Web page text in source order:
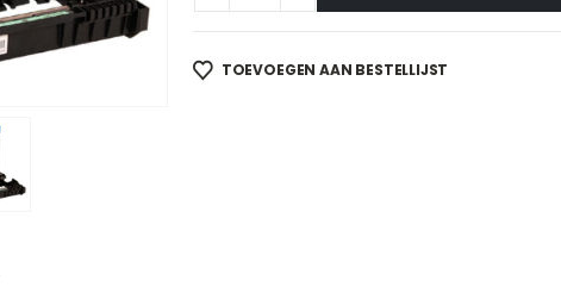
TOEVOEGEN AAN BESTELLIJST